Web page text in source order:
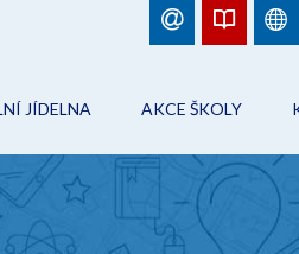
JÍDELNA
JÍDEL
ŠKOLNÍHO STRAVOVÁNÍ
AKCE ŠKOLY
FOTOGALERIE
PLÁN AKCÍ